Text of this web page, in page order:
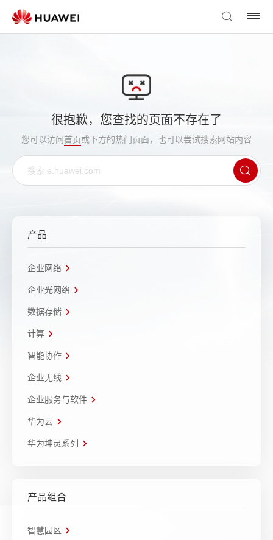
很抱歉，您查找的页面不存在了
您可以访问首页或下方的热门页面，也可以尝试搜索网站内容
产品
企业网络
企业光网络
数据存储
计算
智能协作
企业无线
企业服务与软件
华为云
华为坤灵系列
产品组合
智慧园区